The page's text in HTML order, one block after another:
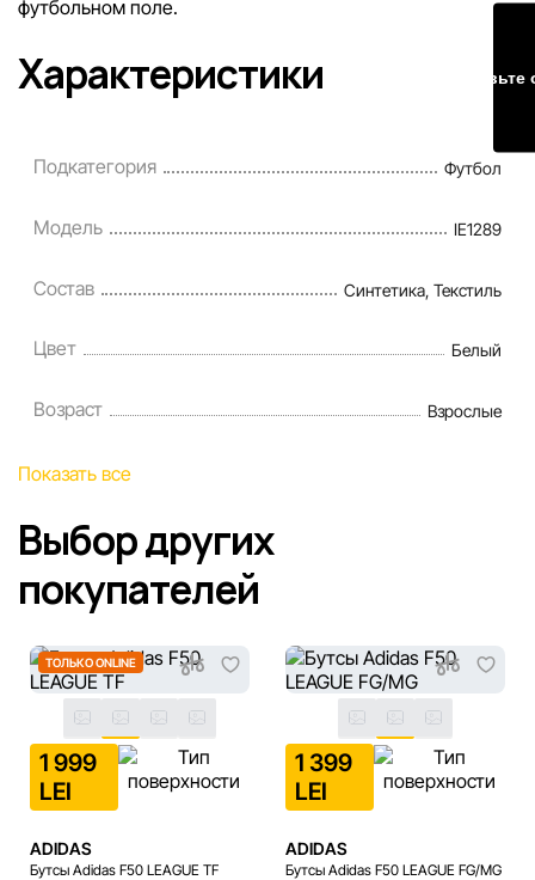
футбольном поле.
Характеристики
Подкатегория Футбол
Модель IE1289
Состав Синтетика, Текстиль
Цвет Белый
Возраст Взрослые
Показать все
Выбор других
покупателей
ТОЛЬКО ONLINE
1 999
LEI
ADIDAS
Бутсы Adidas F50 LEAGUE TF
1 399
LEI
ADIDAS
Бутсы Adidas F50 LEAGUE FG/MG
Оставьте